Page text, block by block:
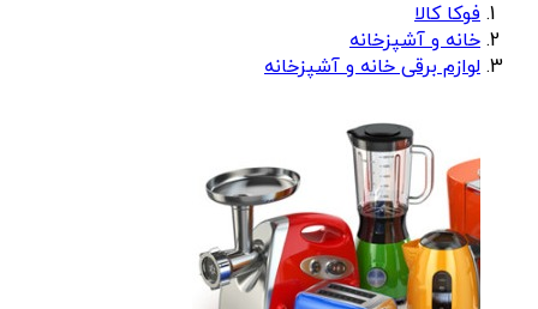
فوکا کالا
خانه و آشپزخانه
لوازم برقی خانه و آشپزخانه